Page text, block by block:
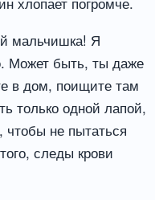
мальчишка! Я
Может быть, ты даже
в дом, поищите там
только одной лапой,
чтобы не пытаться
следы крови